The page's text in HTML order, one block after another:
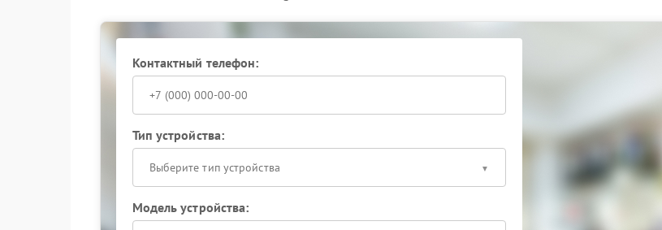
Советы по эксплуатации
Чтобы продлить срок службы механизма, сервисный центр JVC рекомендует:
Регулярно очищать жернова и механизмы от остатков кофе;
Следить за правильной загрузкой кофе;
Своевременно обращаться в сервисный центр при первых признаках замедления помола.
Обращение в сервис JVC обеспечивает надежный ремонт и восстановление стабильной работы
кофемашины. Специалисты сервисного центра используют оригинальные детали, что снижает риск
повторных проблем с помолом и продлевает срок эксплуатации устройства.
Контактный телефон:
Тип устройства:
Выберите тип устройства
Модель устройства: